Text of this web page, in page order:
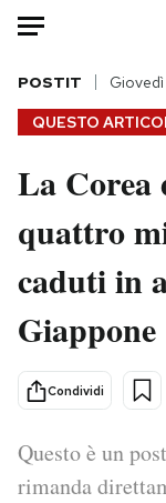
HOME
Italia
Politica
Tecnologia
Scienza
Cultura
Economia
Sport
QUESTO
POSTIT
La Corea
quattro
caduti in
Giappone
Condividi
Questo è un
rimanda